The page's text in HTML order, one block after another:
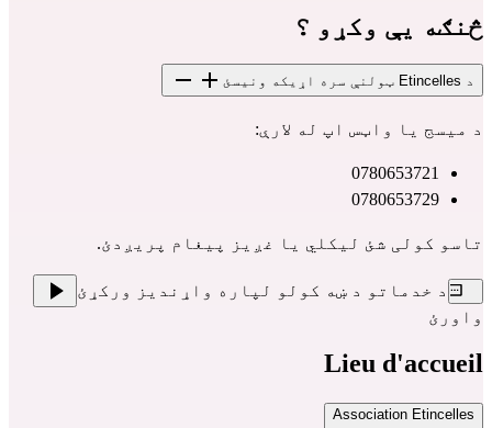
څنګه یې وکړو ؟
د Etincelles ټولنې سره اړیکه ونیسئ
د میسج یا واټس اپ له لارې:
0780653721
0780653729
تاسو کولی شئ لیکلي یا غږیز پیغام پریږدئ.
د خدماتو د ښه کولو لپاره واړندیز ورکړئ
واورئ
Lieu d'accueil
Association Etincelles